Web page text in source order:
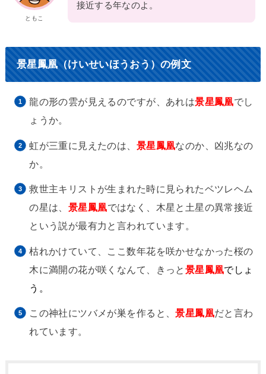
ともこ
接近する年なのよ。
景星鳳凰（けいせいほうおう）の例文
龍の形の雲が見えるのですが、あれは景星鳳凰でし
ょうか。
虹が三重に見えたのは、 景星鳳凰なのか、凶兆なの
か。
救世主キリストが生まれた時に見られたベツレヘム
の星は、 景星鳳凰ではなく、木星と土星の異常接近
という説が最有力と言われています。
枯れかけていて、ここ数年花を咲かせなかった桜の
木に満開の花が咲くなんて、きっと 景星鳳凰でしょ
う。
この神社にツバメが巣を作ると、景星鳳凰だと言わ
れています。